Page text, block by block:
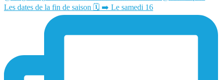
Les dates de la fin de saison 🗓️ ➡️ Le samedi 16